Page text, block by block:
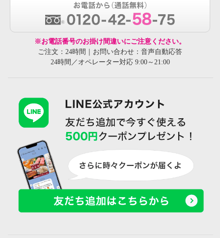
※お電話番号のお掛け間違いにご注意ください。
ご注文：24時間｜お問い合わせ：音声自動応答
24時間／オペレーター対応 9:00～21:00